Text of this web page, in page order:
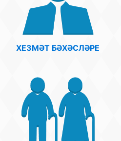
ХЕЗМӘТ БӘХӘСЛӘРЕ